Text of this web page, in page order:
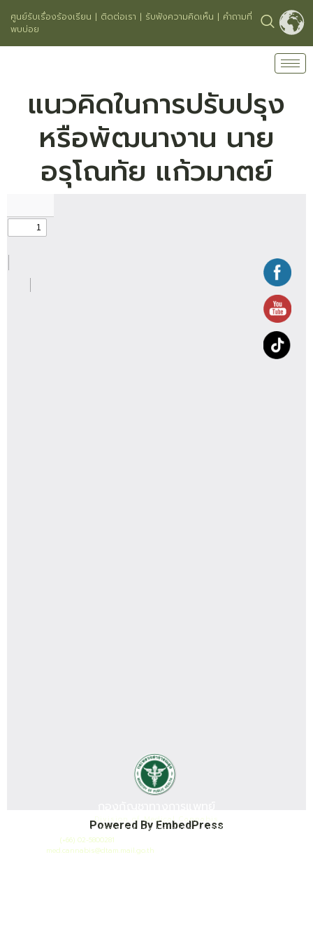
ศูนย์รับเรื่องร้องเรียน | ติดต่อเรา | รับฟังความคิดเห็น | คำถามที่
พบบ่อย
แนวคิดในการปรับปรุง
หรือพัฒนางาน นาย
อรุโณทัย แก้วมาตย์
Powered By EmbedPress
Division of Medical Cannabis
เลขที่ 88/23 หมู่ 4 ถนนติวานนท์ ต.ตลาดขวัญ อ.เมือง จ.นนทบุรี 11000
(+66) 02-5800281
med.cannabis@dtam.mail.go.th